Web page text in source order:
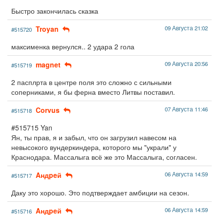
Быстро закончилась сказка
#515720 Troyan 09 Августа 21:02
максименка вернулся.. 2 удара 2 гола
#515719 magnet 09 Августа 20:56
2 пасплрта в центре поля это сложно с сильными
соперниками, я бы ферна вместо Литвы поставил.
#515718 Corvus 07 Августа 11:46
#515715 Yan
Ян, ты прав, я и забыл, что он загрузил навесом на
невысокого вундеркиндера, которого мы "украли" у
Краснодара. Массалыга всё же это Массалыга, согласен.
#515717 Aндpeй 06 Августа 14:59
Даку это хорошо. Это подтверждает амбиции на сезон.
#515716 Aндpeй 06 Августа 14:59